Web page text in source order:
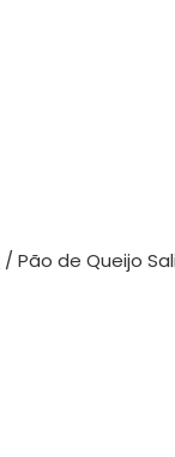
/ Pão de Queijo